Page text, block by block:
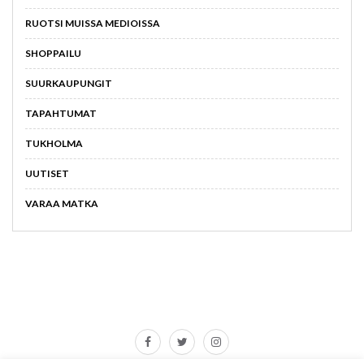
RUOTSI MUISSA MEDIOISSA
SHOPPAILU
SUURKAUPUNGIT
TAPAHTUMAT
TUKHOLMA
UUTISET
VARAA MATKA